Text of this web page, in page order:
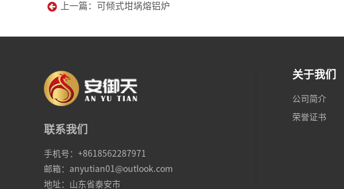
上一篇：可倾式坩埚熔铝炉
联系我们
手机号：+8618562287971
邮箱：anyutian01@outlook.com
地址：山东省泰安市
关于我们
公司简介
荣誉证书